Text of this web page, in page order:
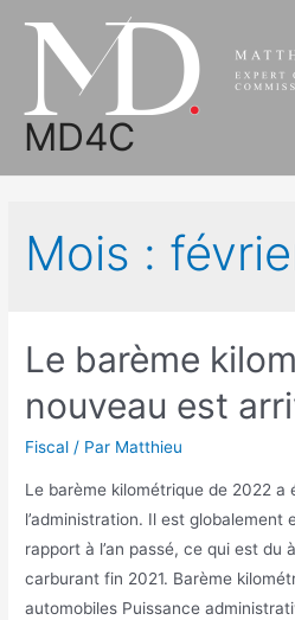
MD4C
Mois :
Le barème
nouveau est
Fiscal / Par Matthieu
Le barème kilométrique de 2022 a
l’administration. Il est globalement
rapport à l’an passé, ce qui est du
carburant fin 2021. Barème
automobiles Puissance